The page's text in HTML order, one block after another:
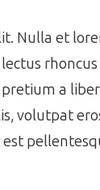
Nulla et
a
volutpat